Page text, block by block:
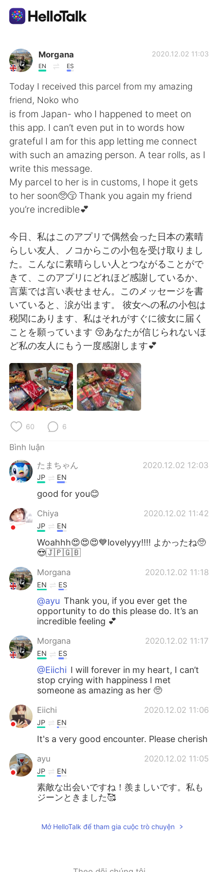
Ứng dụng trao đổi ngôn ngữ
AI Grammar Checker
Tiếng Việt
English 简体中文
繁體中文 Español
العربية Français
한국어 Русский
ไทย Indonesia
Italiano Türkçe
Português
Morgana
EN ES
2020.12.02 11:03
Today I received this parcel from my amazing
friend, Noko who
is from Japan- who I happened to meet on
this app. I can’t even put in to words how
grateful I am for this app letting me connect
with such an amazing person. A tear rolls, as I
write this message.
My parcel to her is in customs, I hope it gets
to her soon🥺😚 Thank you again my friend
you’re incredible💕
今日、私はこのアプリで偶然会った日本の素晴
らしい友人、ノコからこの小包を受け取りまし
た。こんなに素晴らしい人とつながることがで
きて、このアプリにどれほど感謝しているか、
言葉では言い表せません。このメッセージを書
いていると、涙が出ます。 彼女への私の小包は
税関にあります、私はそれがすぐに彼女に届く
ことを願っています 😚あなたが信じられないほ
ど私の友人にもう一度感謝します💕
60 6
Bình luận
たまちゃん
2020.12.02 12:03
JP EN
good for you😊
Chiya 2020.12.02 11:42
JP EN
Woahhh😍😍😍💙lovelyyy!!!! よかったね🥺
😍🇯🇵🇬🇧
Morgana 2020.12.02 11:18
EN ES
@ayu Thank you, if you ever get the
opportunity to do this please do. It’s an
incredible feeling 💕
Morgana 2020.12.02 11:17
EN ES
@Eiichi I will forever in my heart, I can’t
stop crying with happiness I met
someone as amazing as her 🥺
Eiichi 2020.12.02 11:06
JP EN
It's a very good encounter. Please cherish
ayu 2020.12.02 11:05
JP EN
素敵な出会いですね！羨ましいです。私も
ジーンときました🥰
Mở HelloTalk để tham gia cuộc trò chuyện